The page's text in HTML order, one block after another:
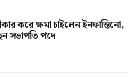
করে ক্ষমা চাইলেন ইনফান্তিনো,
সভাপতি পদে